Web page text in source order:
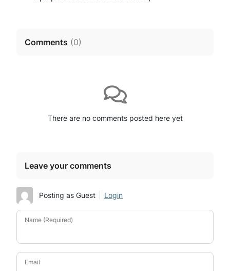
Comments (0)
There are no comments posted here yet
Leave your comments
Posting as Guest Login
Name (Required)
Email